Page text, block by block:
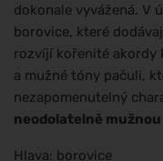
dokonale vyvážená. V
borovice, které
rozvíjí kořenité akordy
a mužné tóny pačuli,
nezapomenutelný
neodolatelně
Hlava: borovice